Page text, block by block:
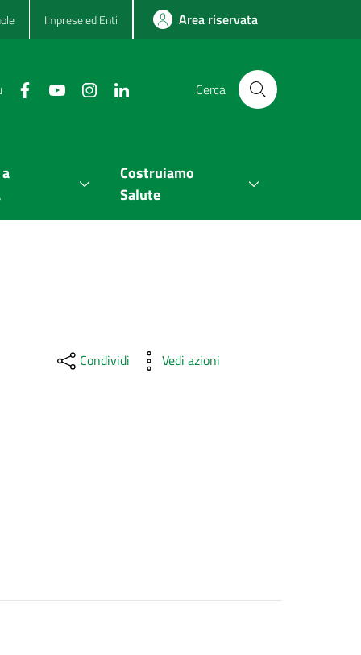
Imprese ed Enti Area riservata
Cerca
Costruiamo
Salute
Condividi Vedi azioni